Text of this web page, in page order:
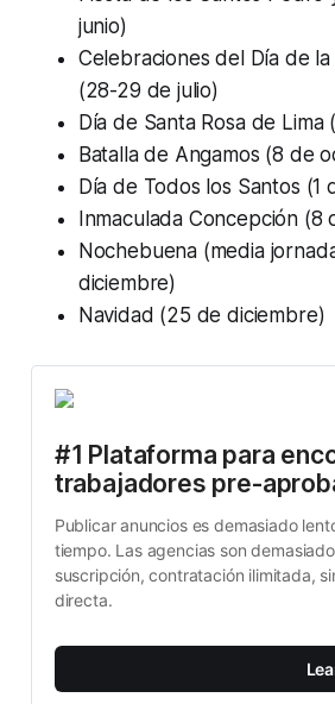
junio)
Celebraciones del Día de
(28-29 de julio)
Día de Santa Rosa de Lima
Batalla de Angamos (8 de
Día de Todos los Santos (1
Inmaculada Concepción (8
Nochebuena (media
diciembre)
Navidad (25 de diciembre)
#1 Plataforma para
trabajadores pre-
Publicar anuncios es demasiado
tiempo. Las agencias son
suscripción, contratación ilimitada,
directa.